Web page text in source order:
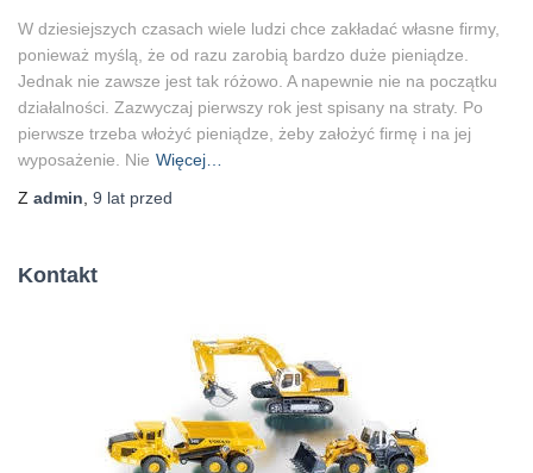
W dziesiejszych czasach wiele ludzi chce zakładać własne firmy,
ponieważ myślą, że od razu zarobią bardzo duże pieniądze.
Jednak nie zawsze jest tak różowo. A napewnie nie na początku
działalności. Zazwyczaj pierwszy rok jest spisany na straty. Po
pierwsze trzeba włożyć pieniądze, żeby założyć firmę i na jej
wyposażenie. Nie Więcej…
Z admin 9 lat przed
Kontakt